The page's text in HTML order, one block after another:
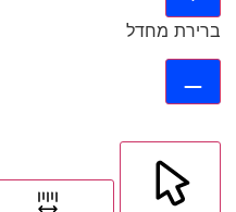
ברירת מחדל